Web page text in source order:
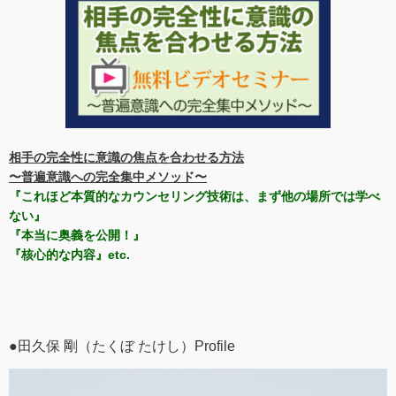
相手の完全性に意識の焦点を合わせる方法
〜普遍意識への完全集中メソッド〜
『これほど本質的なカウンセリング技術は、まず他の場所では学べ
ない』
『本当に奥義を公開！』
『核心的な内容』etc.
●田久保 剛（たくぼ たけし）Profile